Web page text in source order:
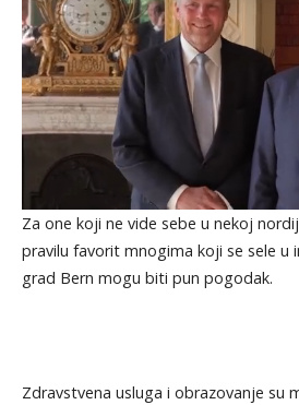
Za one koji ne vide sebe u nekoj
pravilu favorit mnogima koji se sele u
grad Bern mogu biti pun pogodak.
Zdravstvena usluga i obrazovanje su